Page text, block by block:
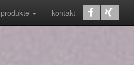
produkte kontakt